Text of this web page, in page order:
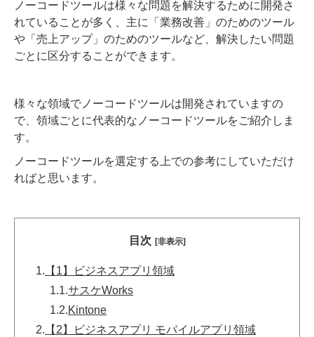
ノーコードツールは様々な問題を解決するために開発さ
れていることが多く、主に「業務改善」のためのツール
や「売上アップ」のためのツールなど、解決したい問題
ごとに区分することができます。
様々な領域でノーコードツールは開発されていますの
で、領域ごとに代表的なノーコードツールをご紹介しま
す。
ノーコードツールを選定する上での参考にしていただけ
ればと思います。
目次 [非表示]
1. 【1】ビジネスアプリ領域
1.1.サスケWorks
1.2.Kintone
2. 【2】ビジネスアプリ モバイルアプリ領域